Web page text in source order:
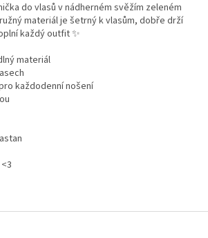
do vlasů v nádherném svěžím zeleném
materiál je šetrný k vlasům, dobře drží
každý outfit ✨
materiál
každodenní nošení